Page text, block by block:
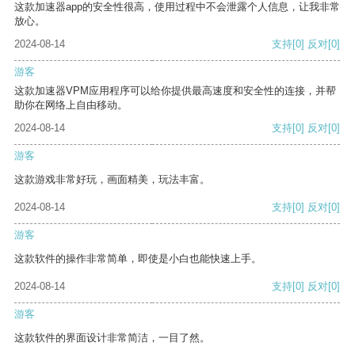
这款加速器app的安全性很高，使用过程中不会泄露个人信息，让我非常
放心。
2024-08-14
支持[0] 反对[0]
游客
这款加速器VPM应用程序可以给你提供最高速度和安全性的连接，并帮
助你在网络上自由移动。
2024-08-14
支持[0] 反对[0]
游客
这款游戏非常好玩，画面精美，玩法丰富。
2024-08-14 支持[0] 反对[0]
游客
这款软件的操作非常简单，即使是小白也能快速上手。
2024-08-14 支持[0] 反对[0]
游客
这款软件的界面设计非常简洁，一目了然。